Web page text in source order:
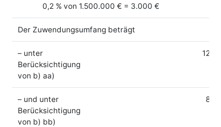
0,2 % von 1.500.000 € = 3.000 €
Der Zuwendungsumfang beträgt
– unter
Berücksichtigung
von b) aa)
– und unter
Berücksichtigung
von b) bb)